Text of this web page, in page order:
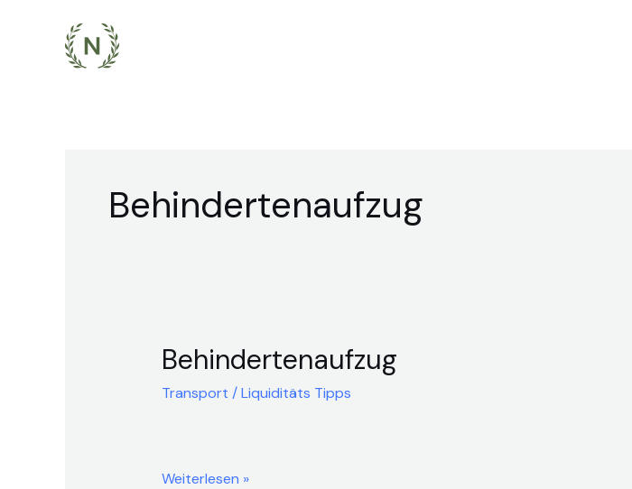
Behindertenaufzug
Behindertenaufzug
Transport /Liquiditäts Tipps
Behindertenaufzug
Weiterlesen »